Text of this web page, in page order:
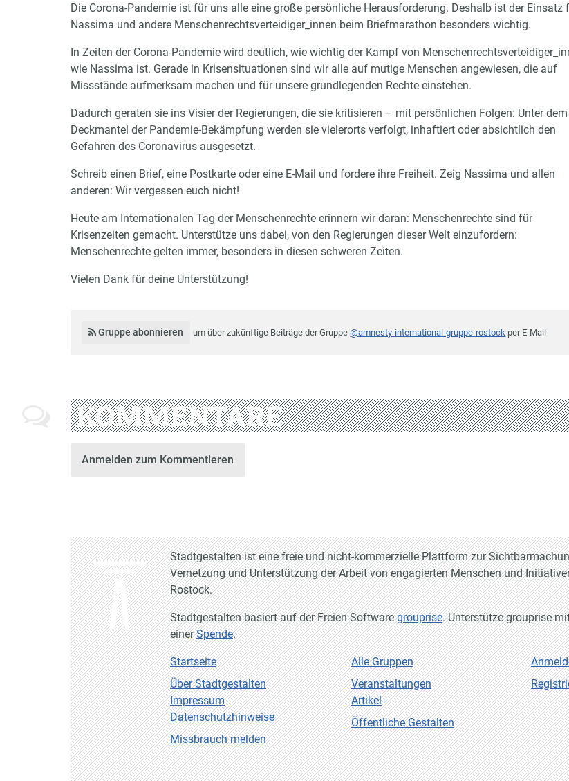
Die Corona-Pandemie ist für uns alle eine große persönliche Herausforderung. Deshalb ist der Einsatz
Nassima und andere Menschenrechtsverteidiger_innen beim Briefmarathon besonders wichtig.
In Zeiten der Corona-Pandemie wird deutlich, wie wichtig der Kampf von
wie Nassima ist. Gerade in Krisensituationen sind wir alle auf mutige Menschen angewiesen, die auf
Missstände aufmerksam machen und für unsere grundlegenden Rechte einstehen.
Dadurch geraten sie ins Visier der Regierungen, die sie kritisieren – mit persönlichen Folgen: Unter dem
Deckmantel der Pandemie-Bekämpfung werden sie vielerorts verfolgt, inhaftiert oder absichtlich den
Gefahren des Coronavirus ausgesetzt.
Schreib einen Brief, eine Postkarte oder eine E-Mail und fordere ihre Freiheit. Zeig Nassima und allen
anderen: Wir vergessen euch nicht!
Heute am Internationalen Tag der Menschenrechte erinnern wir daran: Menschenrechte sind für
Krisenzeiten gemacht. Unterstütze uns dabei, von den Regierungen dieser Welt einzufordern:
Menschenrechte gelten immer, besonders in diesen schweren Zeiten.
Vielen Dank für deine Unterstützung!
Gruppe abonnieren um über zukünftige Beiträge der Gruppe@amnesty-international-gruppe-rostock per E-Mail
KOMMENTARE
Anmelden zum Kommentieren
Stadtgestalten ist eine freie und nicht-kommerzielle Plattform zur
Vernetzung und Unterstützung der Arbeit von engagierten Menschen und
Rostock.
Stadtgestalten basiert auf der Freien Softwaregrouprise. Unterstütze grouprise
einerSpende.
Startseite
Über Stadtgestalten
Impressum
Datenschutzhinweise
Missbrauch melden
Alle Gruppen
Veranstaltungen
Artikel
Öffentliche Gestalten